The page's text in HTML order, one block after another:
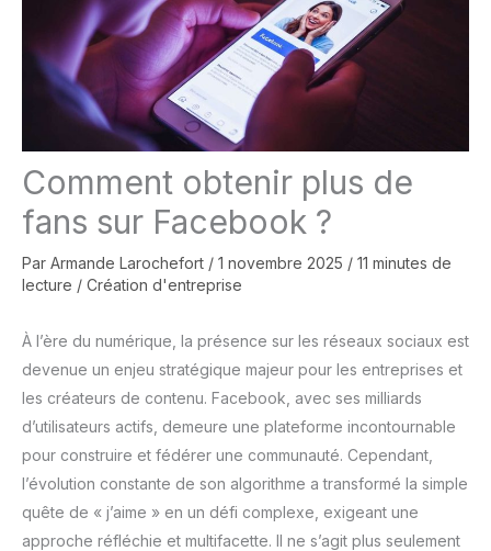
Comment obtenir plus de
fans sur Facebook ?
Par Armande Larochefort / 1 novembre 2025 / 11 minutes de
lecture / Création d'entreprise
À l’ère du numérique, la présence sur les réseaux sociaux est
devenue un enjeu stratégique majeur pour les entreprises et
les créateurs de contenu. Facebook, avec ses milliards
d’utilisateurs actifs, demeure une plateforme incontournable
pour construire et fédérer une communauté. Cependant,
l’évolution constante de son algorithme a transformé la simple
quête de « j’aime » en un défi complexe, exigeant une
approche réfléchie et multifacette. Il ne s’agit plus seulement